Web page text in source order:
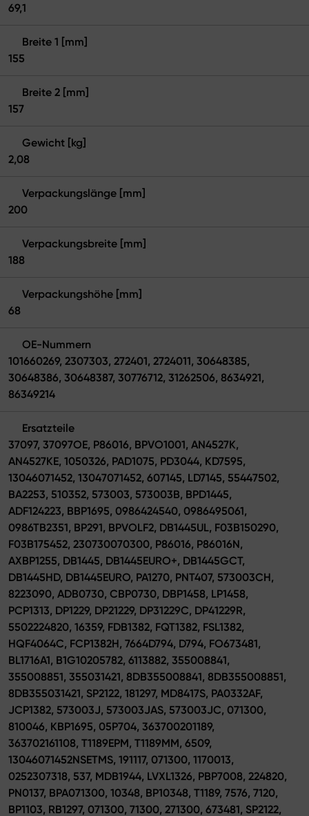
69,1
Breite 1 [mm]
155
Breite 2 [mm]
157
Gewicht [kg]
2,08
Verpackungslänge [mm]
200
Verpackungsbreite [mm]
188
Verpackungshöhe [mm]
68
OE-Nummern
101660269, 2307303, 272401, 2724011, 30648385,
30648386, 30648387, 30776712, 31262506, 8634921,
86349214
Ersatzteile
37097, 37097OE, P86016, BPVO1001, AN4527K,
AN4527KE, 1050326, PAD1075, PD3044, KD7595,
13046071452, 13047071452, 607145, LD7145, 55447502,
BA2253, 510352, 573003, 573003B, BPD1445,
ADF124223, BBP1695, 0986424540, 0986495061,
0986TB2351, BP291, BPVOLF2, DB1445UL, F03B150290,
F03B175452, 230730070300, P86016, P86016N,
AXBP1255, DB1445, DB1445EURO+, DB1445GCT,
DB1445HD, DB1445EURO, PA1270, PNT407, 573003CH,
8223090, ADB0730, CBP0730, DBP1458, LP1458,
PCP1313, DP1229, DP21229, DP31229C, DP41229R,
5502224820, 16359, FDB1382, FQT1382, FSL1382,
HQF4064C, FCP1382H, 7664D794, D794, FO673481,
BL1716A1, B1G10205782, 6113882, 355008841,
355008851, 355031421, 8DB355008841, 8DB355008851,
8DB355031421, SP2122, 181297, MD8417S, PA0332AF,
JCP1382, 573003J, 573003JAS, 573003JC, 071300,
810046, KBP1695, 05P704, 363700201189,
363702161108, T1189EPM, T1189MM, 6509,
13046071452NSETMS, 191117, 071300, 1170013,
0252307318, 537, MDB1944, LVXL1326, PBP7008, 224820,
PN0137, BPA071300, 10348, BP10348, T1189, 7576, 7120,
BP1103, RB1297, 071300, 71300, 271300, 673481, SP2122,